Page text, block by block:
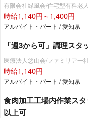
有限会社緑風会/住宅型有料老
時給1,140円～1,400円
アルバイト・パート / 愛知県
「週3から可」調理ス
医療法人悠山会/ファミリア一社
時給1,140円
アルバイト・パート / 愛知県
食肉加工工場内作業ス
以上可